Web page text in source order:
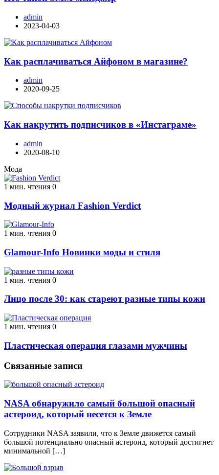
admin
2023-04-03
Как расплачиваться Айфоном в магазине?
admin
2020-09-25
Как накрутить подписчиков в «Инстаграме»
admin
2020-08-10
Мода
1 мин. чтения 0
Модный журнал Fashion Verdict
1 мин. чтения 0
Glamour-Info Новинки моды и стиля
1 мин. чтения 0
Лицо после 30: как стареют разные типы кожи
1 мин. чтения 0
Пластическая операция глазами мужчины
Связанные записи
NASA обнаружило самый большой опасный
астероид, который несется к Земле
Сотрудники NASA заявили, что к Земле движется самый
большой потенциально опасный астероид, который достигнет
минимальной […]